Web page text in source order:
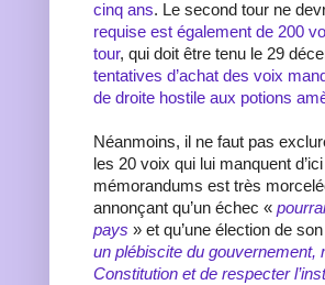
cinq ans. Le second tour ne
requise est également de 200
tour, qui doit être tenu le 29
tentatives d’achat des voix
de droite hostile aux potions
Néanmoins, il ne faut pas
les 20 voix qui lui manquent
mémorandums est très
annonçant qu’un échec «
pays » et qu’une élection de
un plébiscite du
Constitution et de respecter